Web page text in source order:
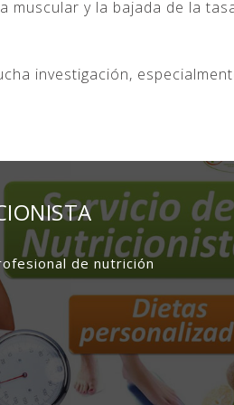
muscular y la bajada de la
investigación,
de nutrición